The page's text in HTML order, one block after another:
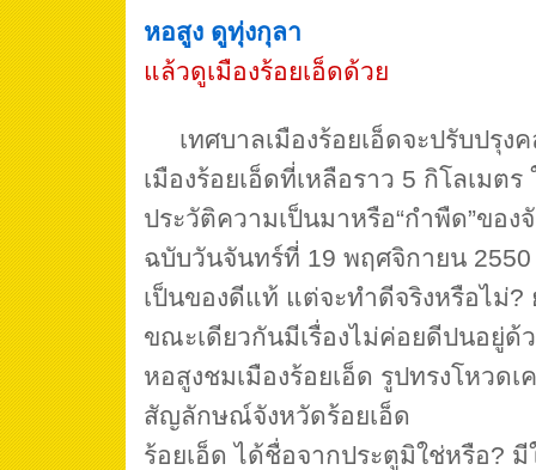
หอสูง ดูทุ่งกุลา
แล้วดูเมืองร้อยเอ็ดด้วย
เทศบาลเมืองร้อยเอ็ดจะปรับปรุง
เมืองร้อยเอ็ดที่เหลือราว 5 กิโลเมตร
ประวัติความเป็นมาหรือ“กำพืด”ของ
ฉบับวันจันทร์ที่ 19 พฤศจิกายน
เป็นของดีแท้ แต่จะทำดีจริงหรือไม่?
ขณะเดียวกันมีเรื่องไม่ค่อยดีปนอยู่ด้
หอสูงชมเมืองร้อยเอ็ด รูปทรงโหวด
สัญลักษณ์จังหวัดร้อยเอ็ด
ร้อยเอ็ด ได้ชื่อจากประตูมิใช่หรือ?